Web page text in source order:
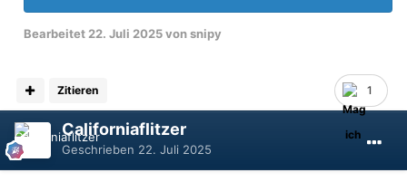
Bearbeitet 22. Juli 2025von snipy
1
Zitieren
Californiaflitzer
Geschrieben 22. Juli 2025